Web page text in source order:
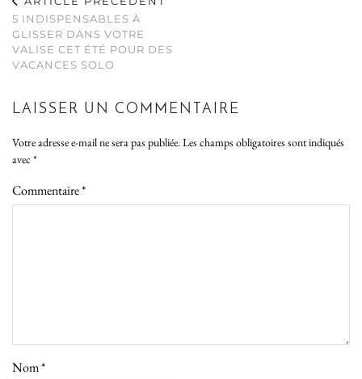
5 INDISPENSABLES À
GLISSER DANS VOTRE
VALISE CET ÉTÉ POUR DES
VACANCES SOLO
LAISSER UN COMMENTAIRE
Votre adresse e-mail ne sera pas publiée.Les champs obligatoires sont indiqués
avec *
Commentaire*
Nom*